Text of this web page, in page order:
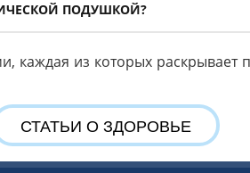
ПОДУШКОЙ?
каждая из которых
СТАТЬИ О ЗДОРОВЬЕ